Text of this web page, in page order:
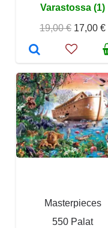
Varastossa (1)
19,00 € 17,00 €
Masterpieces
550 Palat